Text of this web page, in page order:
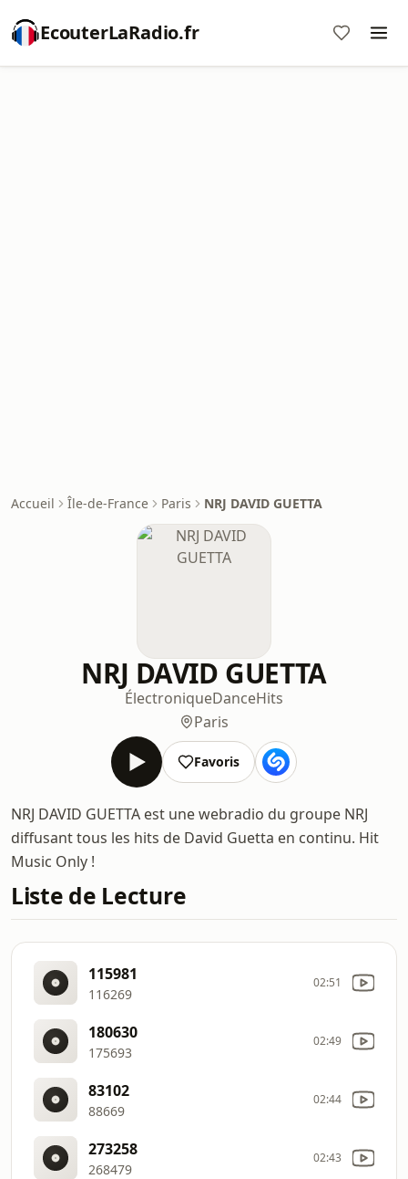
EcouterLaRadio.fr
Accueil Île-de-France Paris NRJ DAVID GUETTA
NRJ DAVID GUETTA
ÉlectroniqueDanceHits
Paris
Favoris
NRJ DAVID GUETTA est une webradio du groupe NRJ
diffusant tous les hits de David Guetta en continu. Hit
Music Only !
Liste de Lecture
115981
116269
02:51
180630
175693
02:49
83102
88669
02:44
273258
268479
02:43